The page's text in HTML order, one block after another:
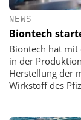
NEWS
Biontech
Biontech hat
in der
Herstellung der
Wirkstoff des